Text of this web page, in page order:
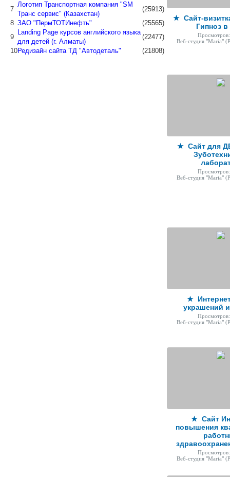
7
Логотип Транспортная компания "SM
Транс сервис" (Казахстан)
(25913)
8 ЗАО "ПермТОТИнефть"
(25565)
9
Landing Page курсов английского языка
для детей (г. Алматы)
(22477)
10Редизайн сайта ТД "Автодеталь" (21808)
★ Сайт-
Гипноз
Веб-студия "Maria"
★ Сайт для
Веб-студия "Maria"
★
украшений
Веб-студия "Maria"
★ Сайт
повышения
Веб-студия "Maria"